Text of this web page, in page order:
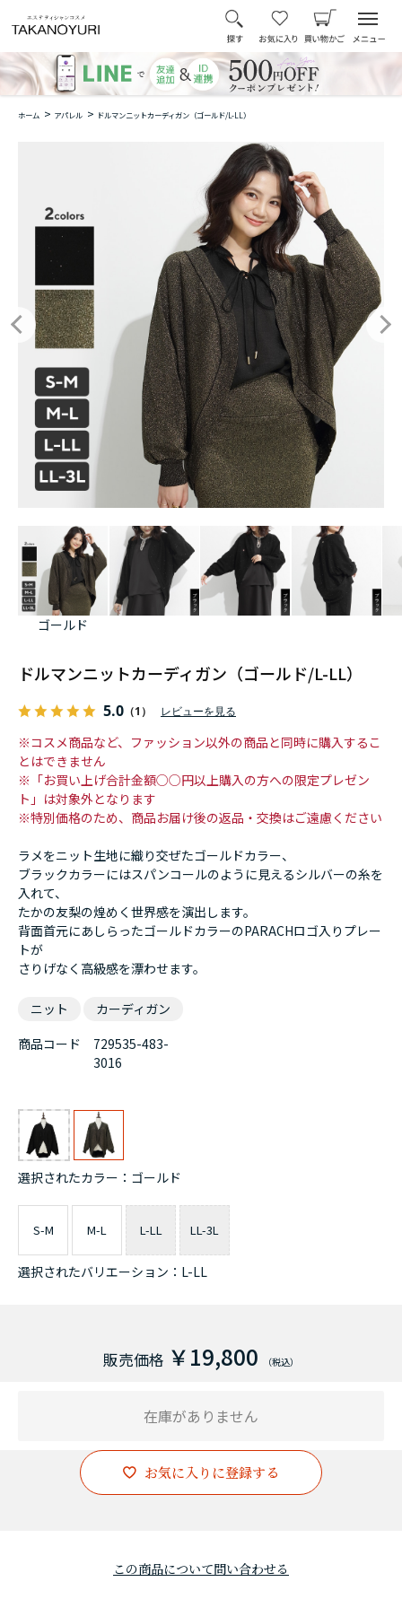
ホーム > アパレル > ドルマンニットカーディガン（ゴールド/L-LL）
ゴールド
ドルマンニットカーディガン（ゴールド/L-LL）
5.0 （1） レビューを見る
￥19,800
商品コード
729535-483-
3016
選択されたカラー：ゴールド
S-M M-L L-LL LL-3L
選択されたバリエーション：L-LL
お気に入りに登録する
在庫がありません
この商品について問い合わせる
※コスメ商品など、ファッション以外の商品と同時に購入するこ
とはできません
※「お買い上げ合計金額○○円以上購入の方への限定プレゼン
ト」は対象外となります
※特別価格のため、商品お届け後の返品・交換はご遠慮ください
ラメをニット生地に織り交ぜたゴールドカラー、
ブラックカラーにはスパンコールのように見えるシルバーの糸を
入れて、
たかの友梨の煌めく世界感を演出します。
背面首元にあしらったゴールドカラーのPARACHロゴ入りプレー
トが
さりげなく高級感を漂わせます。
ニット カーディガン